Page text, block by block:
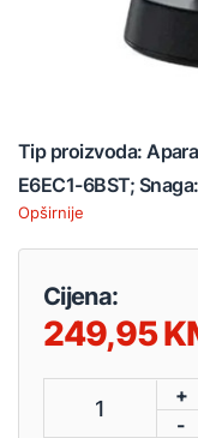
Tip proizvoda:
E6EC1-6BST;
Opširnije
Cijena:
249,95
1
+
-